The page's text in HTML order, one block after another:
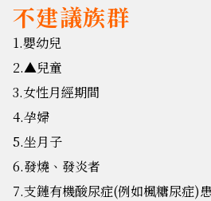
不建議族群
1.嬰幼兒
2.▲兒童
3.女性月經期間
4.孕婦
5.坐月子
6.發燒、發炎者
7.支鏈有機酸尿症(例如楓糖尿症)